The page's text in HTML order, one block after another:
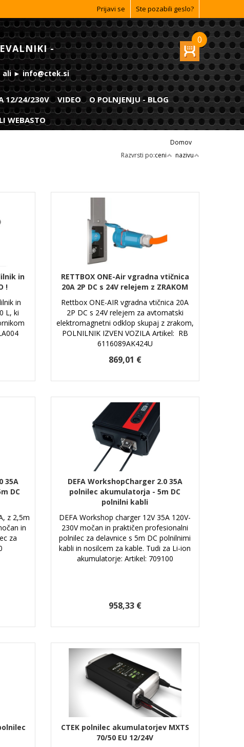
Prijavi se Ste pozabili geslo?
0
-
ali ► info@ctek.si
12/24/230V VIDEO
O POLNJENJU - BLOG
WEBASTO
Domov
Razvrsti po:ceni nazivu
in
!
in
L, ki
RETTBOX ONE-Air vgradna vtičnica
20A 2P DC s 24V relejem z ZRAKOM
Rettbox ONE-AIR vgradna vtičnica 20A
2P DC s 24V relejem za avtomatski
elektromagnetni odklop skupaj z zrakom,
POLNILNIK IZVEN VOZILA Artikel: RB
6116089AK424U
869,01 €
35A
DC
z 2,5m
in
za
DEFA WorkshopCharger 2.0 35A
polnilec akumulatorja - 5m DC
polnilni kabli
DEFA Workshop charger 12V 35A 120V-
230V močan in praktičen profesionalni
polnilec za delavnice s 5m DC polnilnimi
kabli in nosilcem za kable. Tudi za Li-ion
akumulatorje: Artikel: 709100
958,33 €
CTEK polnilec akumulatorjev MXTS
70/50 EU 12/24V